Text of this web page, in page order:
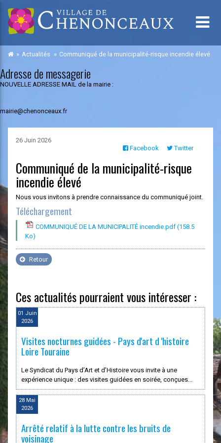
Actualités Communiqué de la municipalité-risque incendie élevé
Adresse de messagerie
NOUVELLE ADRESSE MAIL de la mairie :
mairie@chenonceaux.fr
26 Juin 2026
Facebook
Twitter
Communiqué de la municipalité-risque
incendie élevé
Nous vous invitons à prendre connaissance du communiqué joint.
Téléchargement
COMMUNIQUÉ DE LA MUNICIPALITÉ incendie.pdf (158.5
Ko)
Retour
Ces actualités pourraient vous intéresser :
01 Juin
2026
Visites nocturnes guidées - Pays d'art d 'histoire
Loire Touraine
Le Syndicat du Pays d’Art et d’Histoire vous invite à une
expérience unique : des visites guidées en soirée, conçues...
28 Mai
2026
Arrêté relatif à la lutte contre les bruits de
voisinage